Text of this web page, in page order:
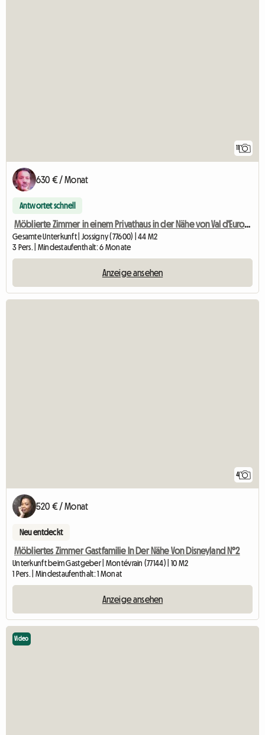
11
630 € / Monat
Antwortet schnell
Möblierte Zimmer in einem Privathaus in der Nähe von Val d'Europe
Gesamte Unterkunft | Jossigny (77600) | 44 M2
3 Pers. | Mindestaufenthalt: 6 Monate
Anzeige ansehen
4
520 € / Monat
Neu entdeckt
Möbliertes Zimmer Gastfamilie In Der Nähe Von Disneyland N°2
Unterkunft beim Gastgeber | Montévrain (77144) | 10 M2
1 Pers. | Mindestaufenthalt: 1 Monat
Anzeige ansehen
Video